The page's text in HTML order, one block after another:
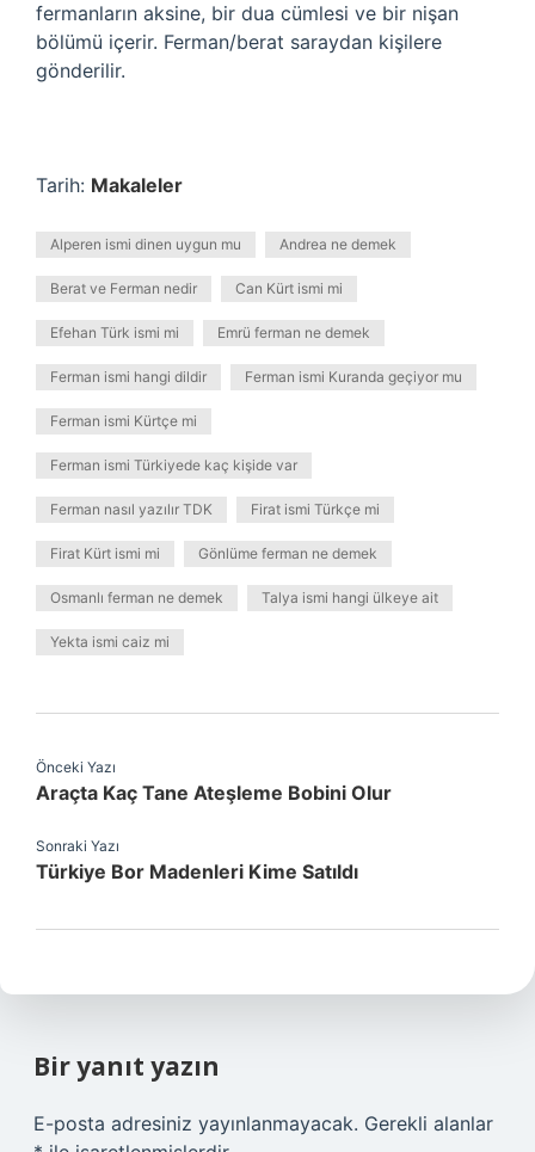
fermanların aksine, bir dua cümlesi ve bir nişan
bölümü içerir. Ferman/berat saraydan kişilere
gönderilir.
Tarih: Makaleler
Alperen ismi dinen uygun mu Andrea ne demek
Berat ve Ferman nedir Can Kürt ismi mi
Efehan Türk ismi mi Emrü ferman ne demek
Ferman ismi hangi dildir Ferman ismi Kuranda geçiyor mu
Ferman ismi Kürtçe mi
Ferman ismi Türkiyede kaç kişide var
Ferman nasıl yazılır TDK Firat ismi Türkçe mi
Firat Kürt ismi mi Gönlüme ferman ne demek
Osmanlı ferman ne demek Talya ismi hangi ülkeye ait
Yekta ismi caiz mi
Önceki Yazı
Araçta Kaç Tane Ateşleme Bobini Olur
Sonraki Yazı
Türkiye Bor Madenleri Kime Satıldı
Bir yanıt yazın
E-posta adresiniz yayınlanmayacak. Gerekli alanlar